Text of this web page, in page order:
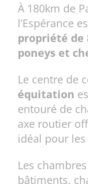
À 180km de
l’Espérance
propriété de
poneys et
Le centre de
équitation
entouré de
axe routier
idéal pour
Les
bâtiments,